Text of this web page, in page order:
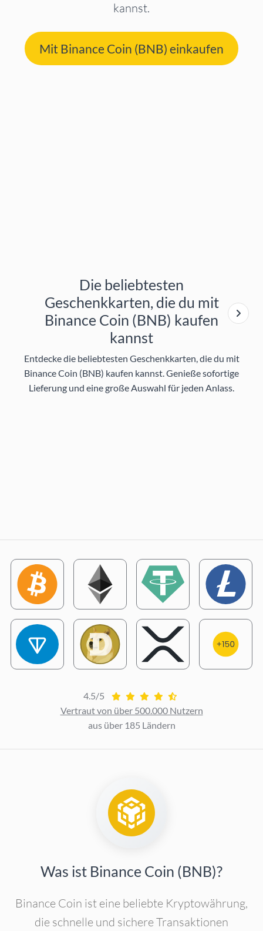
kannst.
Mit Binance Coin (BNB) einkaufen
Die beliebtesten
Geschenkkarten, die du mit
Binance Coin (BNB) kaufen
kannst
Entdecke die beliebtesten Geschenkkarten, die du mit
Binance Coin (BNB) kaufen kannst. Genieße sofortige
Lieferung und eine große Auswahl für jeden Anlass.
4.5/5
Vertraut von über 500.000 Nutzern
aus über 185 Ländern
Was ist Binance Coin (BNB)?
Binance Coin ist eine beliebte Kryptowährung,
die schnelle und sichere Transaktionen